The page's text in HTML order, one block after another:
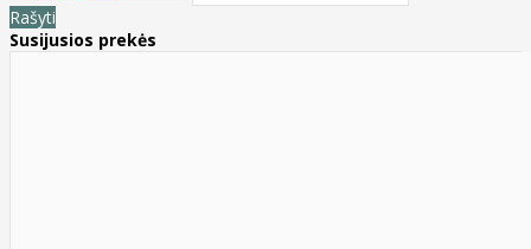
Rašyti
Susijusios prekės